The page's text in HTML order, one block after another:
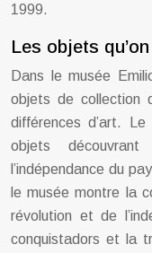
1999.
Les objets
Dans le musée
objets de collection
différences d’art.
objets
l’indépendance du
le musée montre la
révolution et de
conquistadors et la